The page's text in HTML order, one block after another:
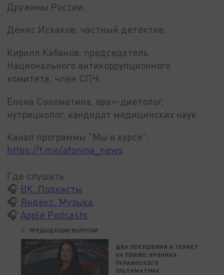
Дружины России;
Денис Искаков, частный детектив;
Кирилл Кабанов, председатель
Национального антикоррупционного
комитета, член СПЧ;
Елена Соломатина, врач-диетолог,
нутрициолог, кандидат медицинских наук.
Канал программы "Мы в курсе":
https://t.me/afonina_news
Где слушать:
🎧 ВК. Подкасты
🎧 Яндекс. Музыка
🎧 Apple Podcasts
ПРЕДЫДУЩИЕ ВЫПУСКИ
ДВА ПОКУШЕНИЯ И ТЕРАКТ
НА ПЛЯЖЕ: ХРОНИКА
УКРАИНСКОГО
УЛЬТИМАТУМА